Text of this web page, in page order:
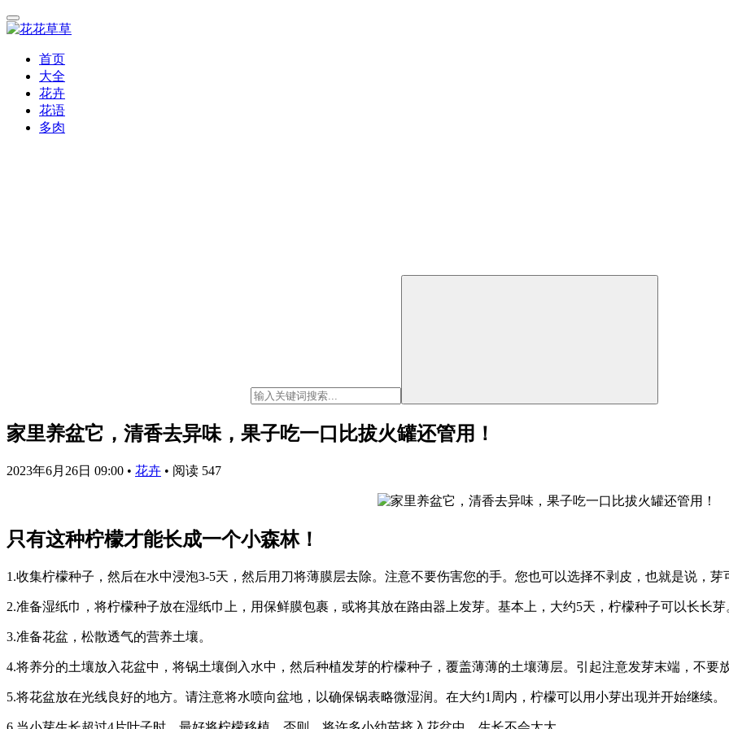
首页
大全
花卉
花语
多肉
家里养盆它，清香去异味，果子吃一口比拔火罐还管用！
2023年6月26日 09:00 • 花卉 • 阅读 547
只有这种柠檬才能长成一个小森林！
1.收集柠檬种子，然后在水中浸泡3-5天，然后用刀将薄膜层去除。注意不要伤害您的手。您也可以选择不剥皮，也就是说，芽
2.准备湿纸巾，将柠檬种子放在湿纸巾上，用保鲜膜包裹，或将其放在路由器上发芽。基本上，大约5天，柠檬种子可以长长芽
3.准备花盆，松散透气的营养土壤。
4.将养分的土壤放入花盆中，将锅土壤倒入水中，然后种植发芽的柠檬种子，覆盖薄薄的土壤薄层。引起注意发芽末端，不要放
5.将花盆放在光线良好的地方。请注意将水喷向盆地，以确保锅表略微湿润。在大约1周内，柠檬可以用小芽出现并开始继续。